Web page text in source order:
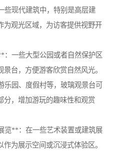
些现代建筑中，特别是高层建
为观光区域，为访客提供视野开
一些大型公园或者自然保护区
台，方便游客欣赏自然风光。
园、度假村等，玻璃观景台可
分，增加游玩的趣味性和观赏
览**：在一些艺术装置或建筑展
为展示空间或沉浸式体验区。